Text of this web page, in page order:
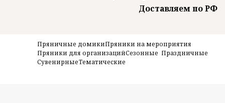
Пряничные домикиПряники на мероприятия
Пряники для организацийСезонные Праздничные
СувенирныеТематические